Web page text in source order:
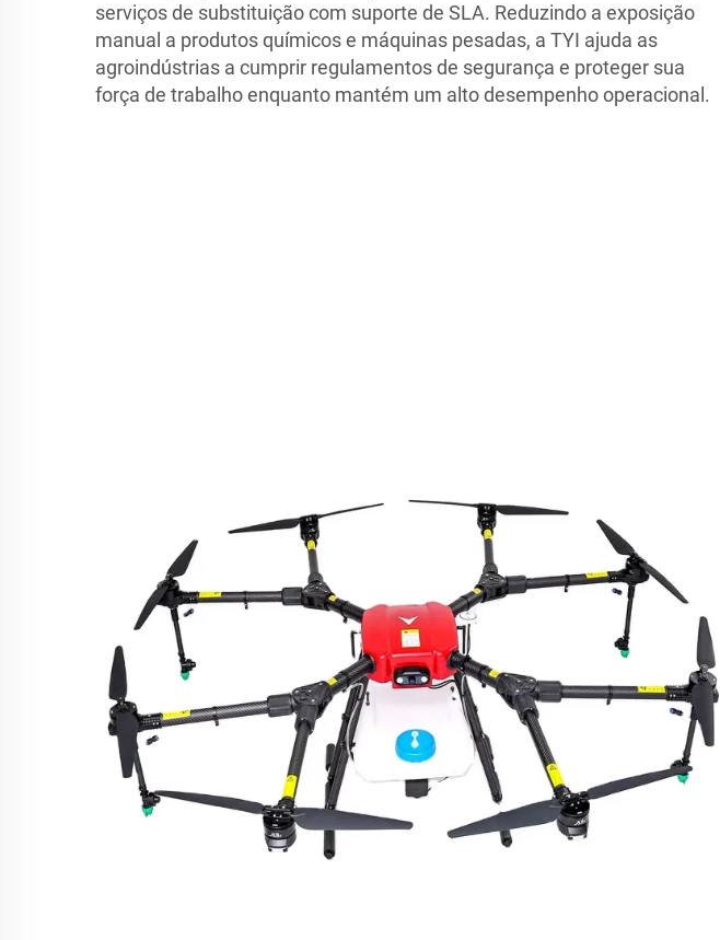
serviços de substituição com suporte de SLA. Reduzindo a exposição
manual a produtos químicos e máquinas pesadas, a TYI ajuda as
agroindústrias a cumprir regulamentos de segurança e proteger sua
força de trabalho enquanto mantém um alto desempenho operacional.